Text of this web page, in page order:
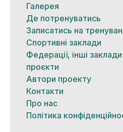
Галерея
Де потренуватись
Записатись на
Спортивні заклади
Федерації, інші
проєкти
Автори проекту
Контакти
Про нас
Політика